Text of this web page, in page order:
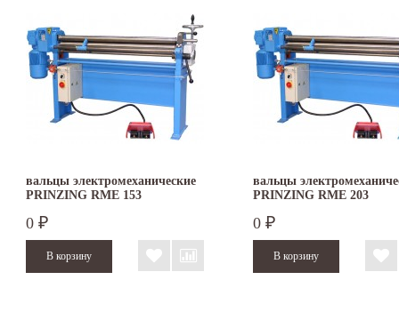
вальцы электромеханические
PRINZING RME 153
0 ₽
вальцы
PRINZING RME 203
0 ₽